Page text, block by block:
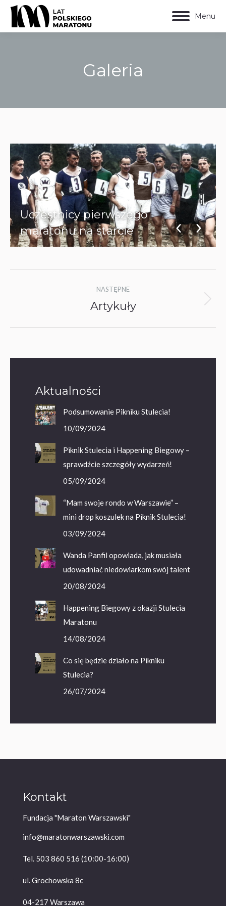
Menu
Galeria
Uczestnicy pierwszego
maratonu na starcie
NASTĘPNE
Następny
Artykuły
Aktualności
Podsumowanie Pikniku Stulecia!
10/09/2024
Piknik Stulecia i Happening Biegowy –
sprawdźcie szczegóły wydarzeń!
05/09/2024
“Mam swoje rondo w Warszawie” –
mini drop koszulek na Piknik Stulecia!
03/09/2024
Wanda Panfil opowiada, jak musiała
udowadniać niedowiarkom swój talent
20/08/2024
Happening Biegowy z okazji Stulecia
Maratonu
14/08/2024
Co się będzie działo na Pikniku
Stulecia?
26/07/2024
Kontakt
Fundacja "Maraton Warszawski"
info@maratonwarszawski.com
Tel. 503 860 516 (10:00-16:00)
ul. Grochowska 8c
04-217 Warszawa